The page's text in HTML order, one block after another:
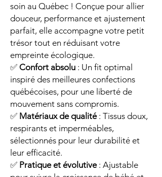
soin au Québec ! Conçue pour allier
douceur, performance et ajustement
parfait, elle accompagne votre petit
trésor tout en réduisant votre
empreinte écologique.
✅ Confort absolu : Un fit optimal
inspiré des meilleures confections
québécoises, pour une liberté de
mouvement sans compromis.
✅ Matériaux de qualité: Tissus doux,
respirants et imperméables,
sélectionnés pour leur durabilité et
leur efficacité.
✅ Pratique et évolutive: Ajustable